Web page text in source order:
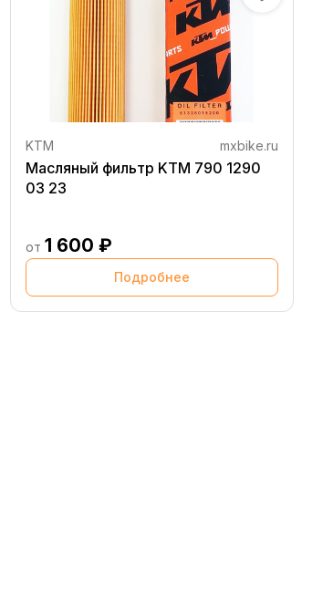
KTM mxbike.ru
Масляный фильтр KTM 790 1290
03 23
от 1 600 ₽
Подробнее